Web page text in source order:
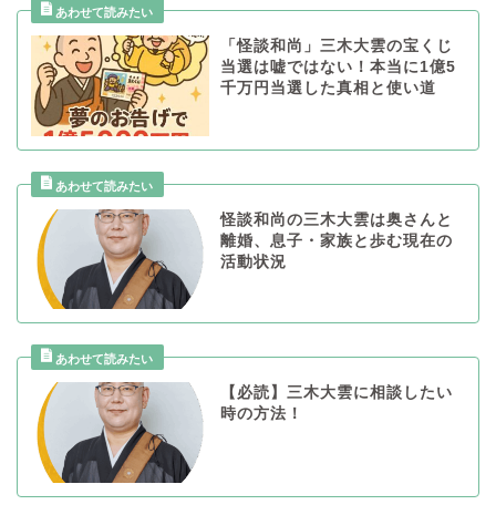
「怪談和尚」三木大雲の宝くじ
当選は嘘ではない！本当に1億5
千万円当選した真相と使い道
怪談和尚の三木大雲は奥さんと
離婚、息子・家族と歩む現在の
活動状況
【必読】三木大雲に相談したい
時の方法！